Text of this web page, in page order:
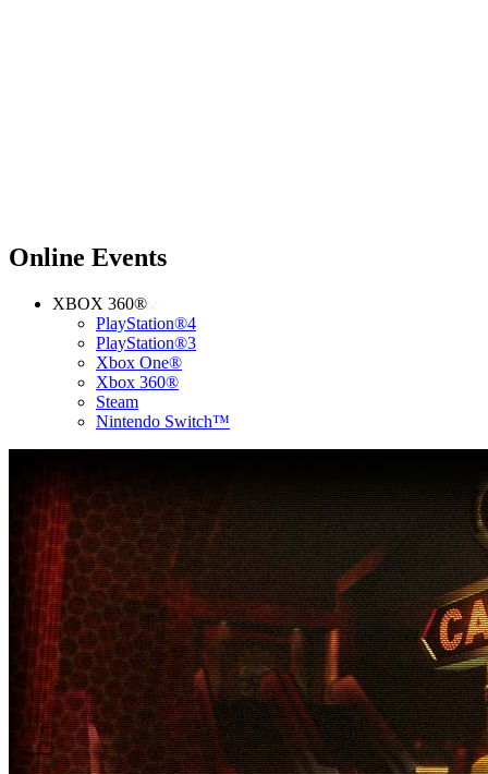
Online Events
XBOX 360®
PlayStation®4
PlayStation®3
Xbox One®
Xbox 360®
Steam
Nintendo Switch™